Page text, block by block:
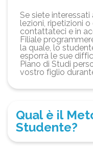
Se siete
lezioni, ripetizioni
contattateci e in
Filiale
la quale, lo
esporrà le sue
Piano di Studi
vostro figlio
Qual è il
Studente?